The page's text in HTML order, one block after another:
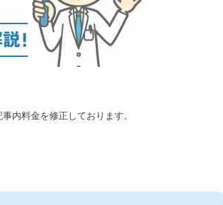
内料金を修正しております。